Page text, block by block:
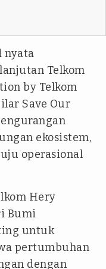
nyata
Telkom
by Telkom
Save Our
ekosistem,
operasional
Hery
Bumi
untuk
pertumbuhan
dengan